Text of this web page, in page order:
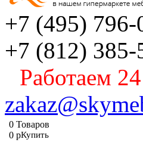
+7 (495) 796-
+7 (812) 385-
Работаем
0 Товаров
0 pКупить